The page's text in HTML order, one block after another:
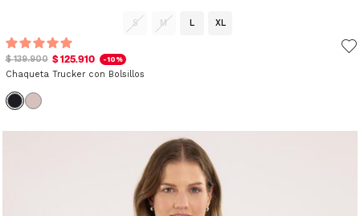
S M L XL
$ 139.900 $ 125.910 -10%
Chaqueta Trucker con Bolsillos